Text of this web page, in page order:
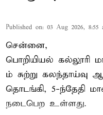
Published on: 03 Aug 2026, 8:55
சென்னை,
பொறியியல் கல்லூரி
ம் சுற்று கலந்தாய்வு
தொடங்கி, 5-ந்தேதி
நடைபெற உள்ளது.